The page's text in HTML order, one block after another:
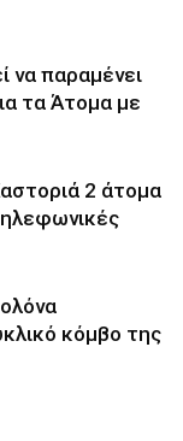
να παραμένει
τα Άτομα με
2 άτομα
κόμβο της